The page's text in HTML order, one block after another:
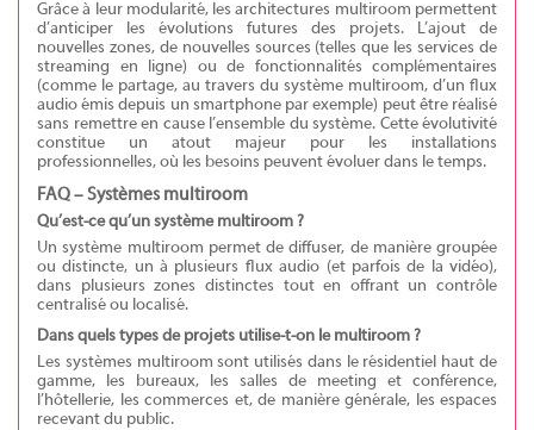
Grâce à leur modularité, les architectures multiroom permettent
d’anticiper les évolutions futures des projets. L’ajout de
nouvelles zones, de nouvelles sources (telles que les services de
streaming en ligne) ou de fonctionnalités complémentaires
(comme le partage, au travers du système multiroom, d’un flux
audio émis depuis un smartphone par exemple) peut être réalisé
sans remettre en cause l’ensemble du système. Cette évolutivité
constitue un atout majeur pour les installations
professionnelles, où les besoins peuvent évoluer dans le temps.
FAQ – Systèmes multiroom
Qu’est-ce qu’un système multiroom ?
Un système multiroom permet de diffuser, de manière groupée
ou distincte, un à plusieurs flux audio (et parfois de la vidéo),
dans plusieurs zones distinctes tout en offrant un contrôle
centralisé ou localisé.
Dans quels types de projets utilise-t-on le multiroom ?
Les systèmes multiroom sont utilisés dans le résidentiel haut de
gamme, les bureaux, les salles de meeting et conférence,
l’hôtellerie, les commerces et, de manière générale, les espaces
recevant du public.